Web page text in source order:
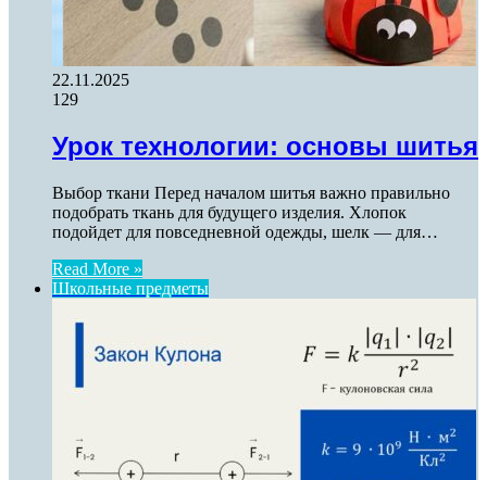
22.11.2025
129
Урок технологии: основы шитья
Выбор ткани Перед началом шитья важно правильно
подобрать ткань для будущего изделия. Хлопок
подойдет для повседневной одежды, шелк — для…
Read More »
Школьные предметы